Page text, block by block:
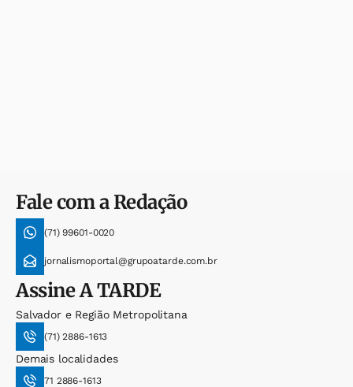
Fale com a Redação
(71) 99601-0020
jornalismoportal@grupoatarde.com.br
AssineA TARDE
Salvador e Região Metropolitana
(71) 2886-1613
Demais localidades
71 2886-1613